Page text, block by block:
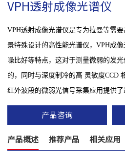
VPH透射成像光谱仪
VPH透射成像光谱仪是专为拉曼等需
景特殊设计的高性能光谱仪，VPH成
噪比好等特点，这对于测量微弱的发
的，同时与深度制冷的高 灵敏度CCD
红外波段的微弱光信号采集应用提供了
产品咨询
产品概述 推荐产品 相关应用